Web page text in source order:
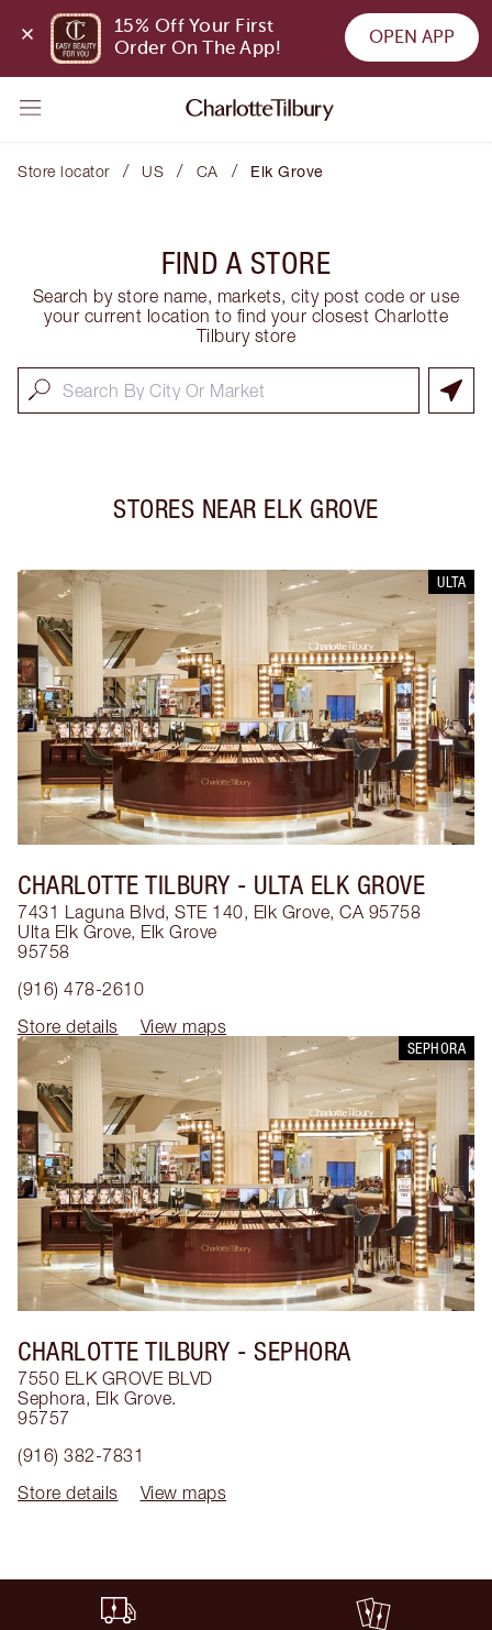
15% Off Your First
Order On The App!
OPEN APP
Store locator / US / CA / Elk Grove
FIND A STORE
Search by store name, markets, city post code or use
your current location to find your closest Charlotte
Tilbury store
STORES NEAR ELK GROVE
ULTA
CHARLOTTE TILBURY - ULTA ELK GROVE
7431 Laguna Blvd, STE 140, Elk Grove, CA 95758
Ulta Elk Grove, Elk Grove
95758
(916) 478-2610
Store details
View maps
SEPHORA
CHARLOTTE TILBURY - SEPHORA
7550 ELK GROVE BLVD
Sephora, Elk Grove.
95757
(916) 382-7831
Store details
View maps